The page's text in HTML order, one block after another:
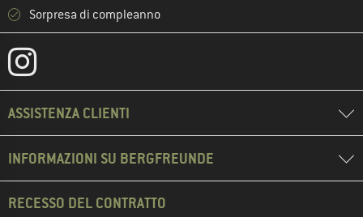
Sorpresa di compleanno
ASSISTENZA CLIENTI
INFORMAZIONI SU BERGFREUNDE
RECESSO DEL CONTRATTO